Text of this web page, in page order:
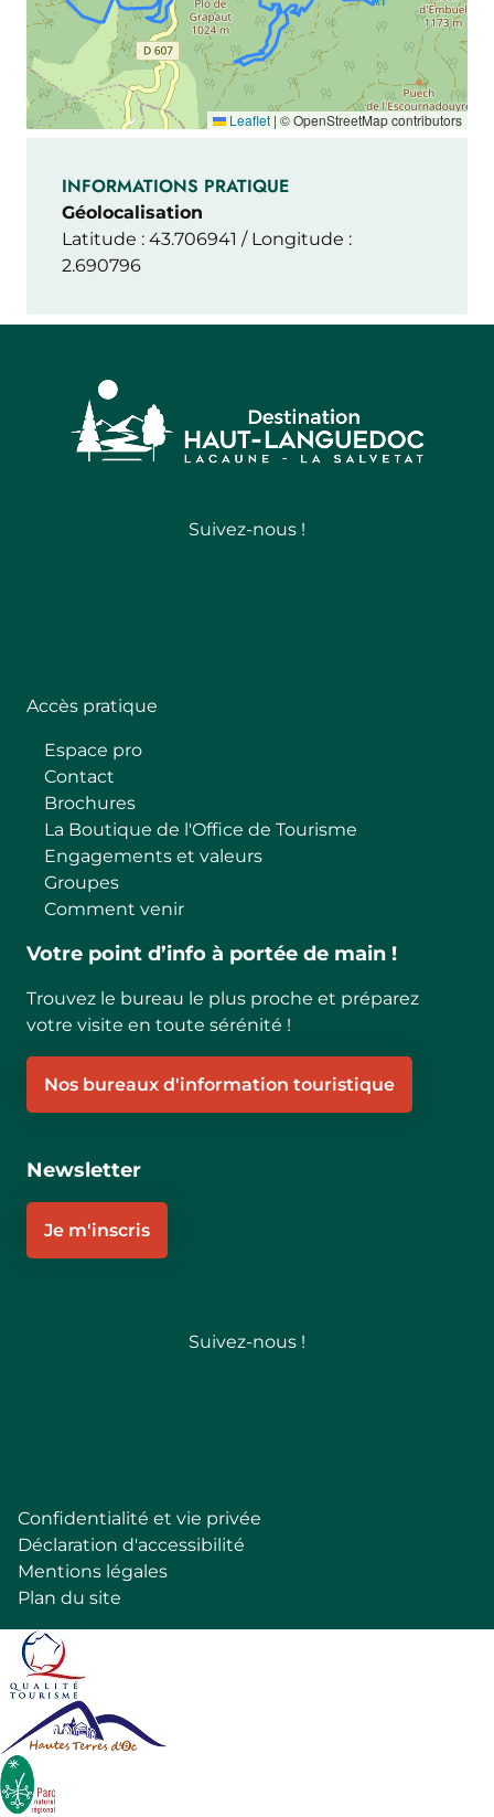
Leaflet | © OpenStreetMap contributors
INFORMATIONS PRATIQUE
Géolocalisation
Latitude : 43.706941 / Longitude :
2.690796
Suivez-nous !
Accès pratique
Espace pro
Contact
Brochures
La Boutique de l'Office de Tourisme
Engagements et valeurs
Groupes
Comment venir
Votre point d’info à portée de main !
Trouvez le bureau le plus proche et préparez
votre visite en toute sérénité !
Nos bureaux d'information touristique
Newsletter
Je m'inscris
Suivez-nous !
Pied
de
page
Confidentialité et vie privée
Déclaration d'accessibilité
Mentions légales
Plan du site